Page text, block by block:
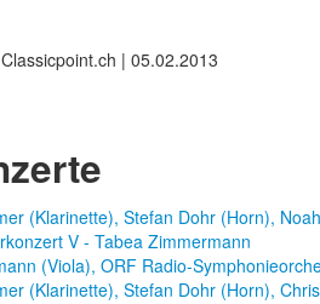
| 05.02.2013
(Klarinette), Stefan Dohr (Horn),
V - Tabea Zimmermann
(Viola), ORF Radio-
(Klarinette), Stefan Dohr (Horn),